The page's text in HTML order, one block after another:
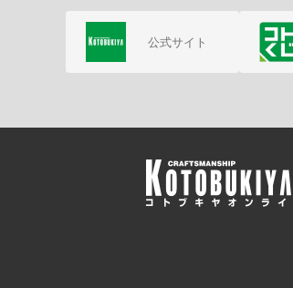
公式サイト